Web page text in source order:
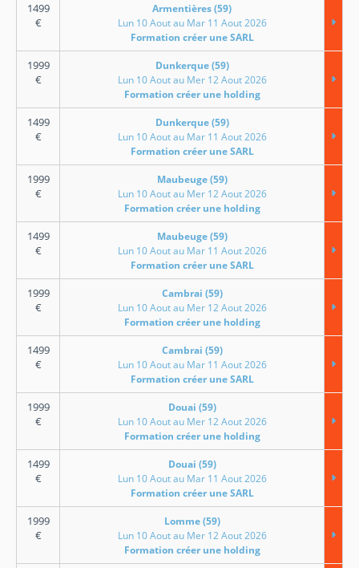
1499
€
Armentières (59)
Lun 10 Aout au Mar 11 Aout 2026
Formation créer une SARL
1999
€
Dunkerque (59)
Lun 10 Aout au Mer 12 Aout 2026
Formation créer une holding
1499
€
Dunkerque (59)
Lun 10 Aout au Mar 11 Aout 2026
Formation créer une SARL
1999
€
Maubeuge (59)
Lun 10 Aout au Mer 12 Aout 2026
Formation créer une holding
1499
€
Maubeuge (59)
Lun 10 Aout au Mar 11 Aout 2026
Formation créer une SARL
1999
€
Cambrai (59)
Lun 10 Aout au Mer 12 Aout 2026
Formation créer une holding
1499
€
Cambrai (59)
Lun 10 Aout au Mar 11 Aout 2026
Formation créer une SARL
1999
€
Douai (59)
Lun 10 Aout au Mer 12 Aout 2026
Formation créer une holding
1499
€
Douai (59)
Lun 10 Aout au Mar 11 Aout 2026
Formation créer une SARL
1999
€
Lomme (59)
Lun 10 Aout au Mer 12 Aout 2026
Formation créer une holding